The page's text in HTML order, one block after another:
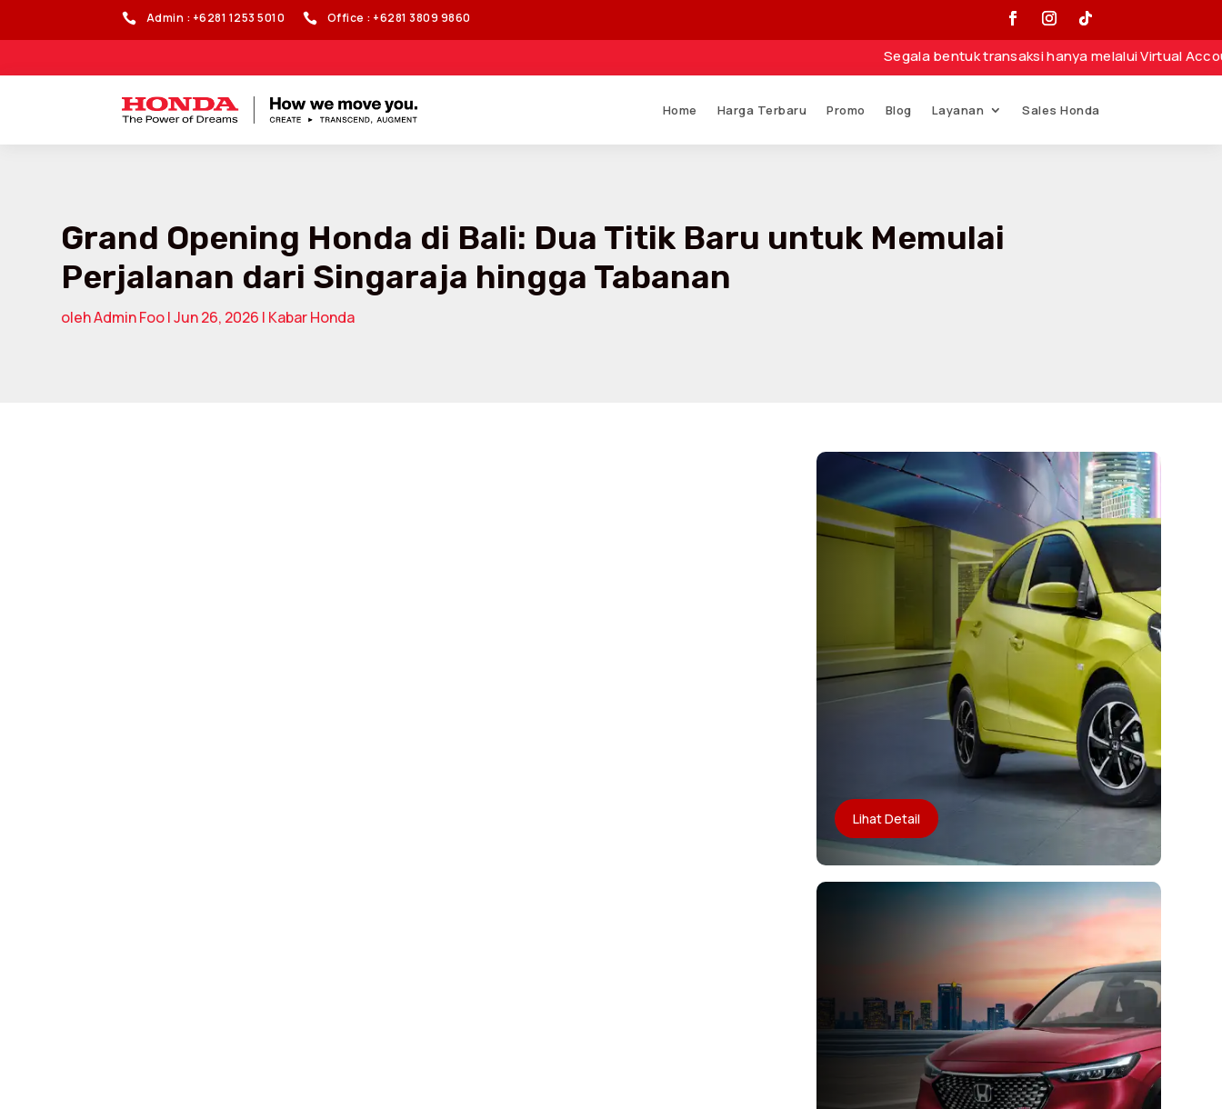
 Admin : +6281 1253 5010  Office : +6281 3809 9860
Segala bentuk transaksi hanya melalui Virtual Account atau
Home Harga Terbaru Promo Blog Layanan Sales Honda
Grand Opening Honda di Bali: Dua Titik Baru untuk Memulai
Perjalanan dari Singaraja hingga Tabanan
olehAdmin Foo|Jun 26, 2026 | Kabar Honda
Lihat Detail